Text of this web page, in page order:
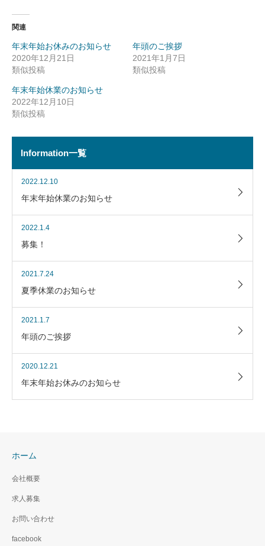
関連
年末年始お休みのお知らせ
2020年12月21日
類似投稿
年頭のご挨拶
2021年1月7日
類似投稿
年末年始休業のお知らせ
2022年12月10日
類似投稿
Information一覧
2022.12.10
年末年始休業のお知らせ
2022.1.4
募集！
2021.7.24
夏季休業のお知らせ
2021.1.7
年頭のご挨拶
2020.12.21
年末年始お休みのお知らせ
ホーム
会社概要
求人募集
お問い合わせ
facebook